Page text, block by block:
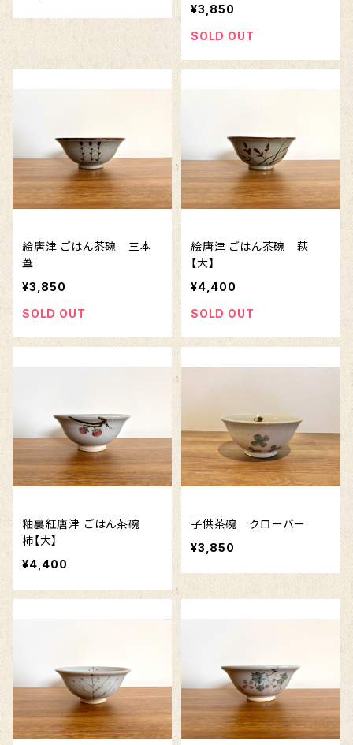
¥3,850
SOLD OUT
絵唐津 ごはん茶碗 三本
葦
¥3,850
SOLD OUT
絵唐津 ごはん茶碗 萩
【大】
¥4,400
SOLD OUT
釉裏紅唐津 ごはん茶碗
柿【大】
¥4,400
子供茶碗 クローバー
¥3,850